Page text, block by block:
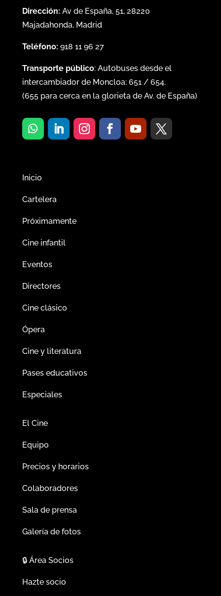
Dirección: Av de España, 51, 28220
Majadahonda, Madrid
Teléfono: 918 11 96 27
Transporte público: Autobuses desde el
intercambiador de Moncloa: 651/ 654.
(655para cerca en la glorieta de Av. de España)
Inicio
Cartelera
Próximamente
Cine infantil
Eventos
Directores
Cine clásico
Ópera
Cine y literatura
Pases educativos
Especiales
El Cine
Equipo
Precios y horarios
Colaboradores
Sala de prensa
Galería de fotos
🔒Área Socios
Hazte socio